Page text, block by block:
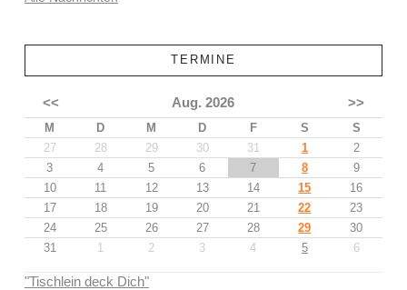
TERMINE
<< Aug. 2026 >>
M D M D F S
S
27
28 29 30 31 1
2
3
4 5 6 7 8
9
10
11 12 13 14 15
16
17
18 19 20 21 22
23
24
25 26 27 28 29
30
31
1 2 3 4 5 6
"Tischlein deck Dich"